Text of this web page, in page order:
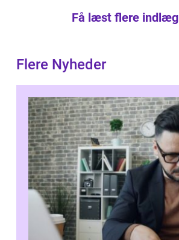
Få læst flere
Flere Nyheder